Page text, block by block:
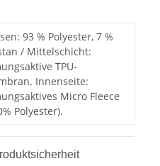
93 % Polyester, 7 %
/ Mittelschicht:
TPU-
Innenseite:
Micro Fleece
Polyester).